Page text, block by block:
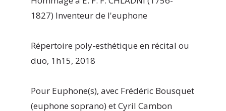
1827) Inventeur de l'euphone
Répertoire poly-esthétique en récital ou
duo, 1h15, 2018
Pour Euphone(s), avec Frédéric Bousquet
(euphone soprano) et Cyril Cambon